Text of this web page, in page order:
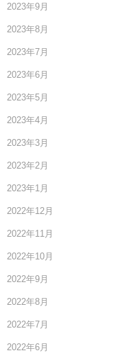
2023年9月
2023年8月
2023年7月
2023年6月
2023年5月
2023年4月
2023年3月
2023年2月
2023年1月
2022年12月
2022年11月
2022年10月
2022年9月
2022年8月
2022年7月
2022年6月